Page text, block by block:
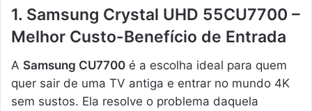
1. Samsung Crystal UHD 55CU7700 –
Melhor Custo-Benefício de Entrada
A Samsung CU7700 é a escolha ideal para quem
quer sair de uma TV antiga e entrar no mundo 4K
sem sustos. Ela resolve o problema daquela